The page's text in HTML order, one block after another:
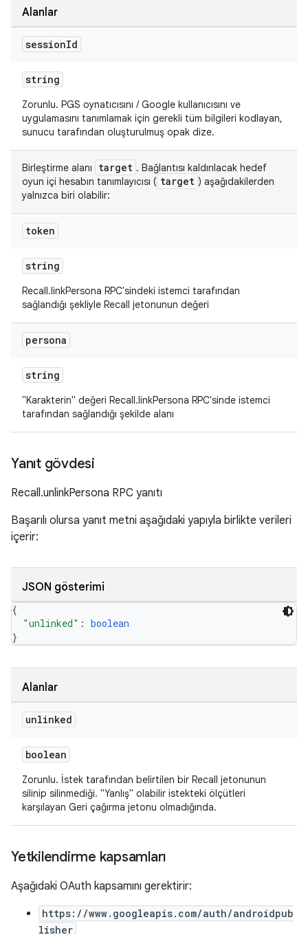
Alanlar
sessionId
string
Zorunlu. PGS oynatıcısını / Google kullanıcısını ve
uygulamasını tanımlamak için gerekli tüm bilgileri kodlayan,
sunucu tarafından oluşturulmuş opak dize.
Birleştirme alanı target . Bağlantısı kaldırılacak hedef
oyun içi hesabın tanımlayıcısı ( target ) aşağıdakilerden
yalnızca biri olabilir:
token
string
Recall.linkPersona RPC'sindeki istemci tarafından
sağlandığı şekliyle Recall jetonunun değeri
persona
string
"Karakterin" değeri Recall.linkPersona RPC'sinde istemci
tarafından sağlandığı şekilde alanı
Yanıt gövdesi
Recall.unlinkPersona RPC yanıtı
Başarılı olursa yanıt metni aşağıdaki yapıyla birlikte verileri
içerir:
JSON gösterimi
{
"unlinked" : boolean
}
Alanlar
unlinked
boolean
Zorunlu. İstek tarafından belirtilen bir Recall jetonunun
silinip silinmediği. "Yanlış" olabilir istekteki ölçütleri
karşılayan Geri çağırma jetonu olmadığında.
Yetkilendirme kapsamları
Aşağıdaki OAuth kapsamını gerektirir:
https://www.googleapis.com/auth/androidpub
lisher